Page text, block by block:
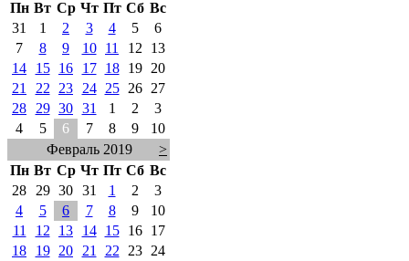
Пн Вт Ср Чт Пт Сб Вс
31
1 2 3 4 5
6
7
8 9 10 11 12
13
14
15 16 17 18 19
20
21
22 23 24 25 26
27
28
29 30 31 1 2
3
4
5 6 7 8 9
10
Февраль 2019
>
Пн Вт Ср Чт Пт Сб Вс
28
29 30 31 1 2
3
4
5 6 7 8 9
10
11
12 13 14 15 16
17
18
19 20 21 22 23
24